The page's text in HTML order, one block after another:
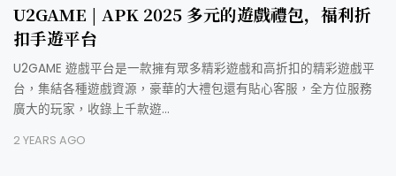
U2GAME | APK 2025 多元的遊戲禮包，福利折
扣手遊平台
U2GAME 遊戲平台是一款擁有眾多精彩遊戲和高折扣的精彩遊戲平
台，集結各種遊戲資源，豪華的大禮包還有貼心客服，全方位服務
廣大的玩家，收錄上千款遊…
2 YEARS AGO